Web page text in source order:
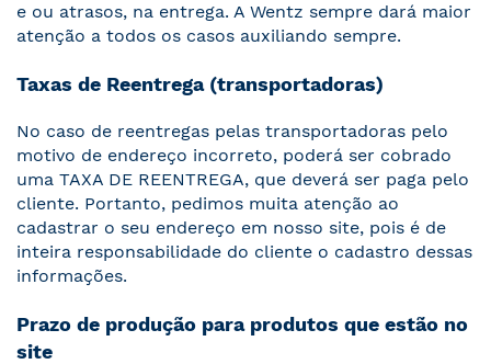
e ou atrasos, na entrega. A Wentz sempre dará maior
atenção a todos os casos auxiliando sempre.
Taxas de Reentrega (transportadoras)
No caso de reentregas pelas transportadoras pelo
motivo de endereço incorreto, poderá ser cobrado
uma TAXA DE REENTREGA, que deverá ser paga pelo
cliente. Portanto, pedimos muita atenção ao
cadastrar o seu endereço em nosso site, pois é de
inteira responsabilidade do cliente o cadastro dessas
informações.
Prazo de produção para produtos que estão no
site